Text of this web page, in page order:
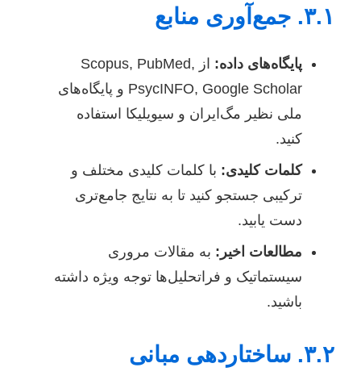
۳.۱. جمع‌آوری منابع
پایگاه‌های داده:
از Scopus, PubMed,
PsycINFO, Google Scholar و پایگاه‌های
ملی نظیر مگ‌ایران و سیویلیکا استفاده
کنید.
کلمات کلیدی: با کلمات کلیدی مختلف و
ترکیبی جستجو کنید تا به نتایج جامع‌تری
دست یابید.
مطالعات اخیر: به مقالات مروری
سیستماتیک و فراتحلیل‌ها توجه ویژه داشته
باشید.
۳.۲. ساختاردهی مبانی